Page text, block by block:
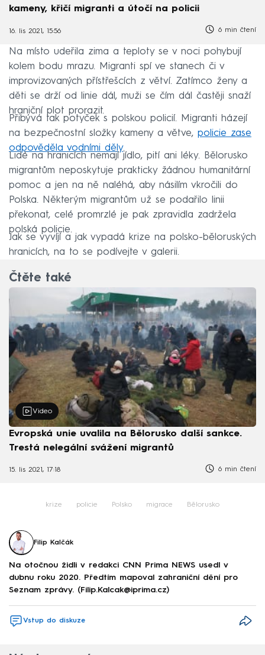
kameny, křičí migranti a útočí na policii
16. lis 2021, 15:56 6 min čtení
Na místo udeřila zima a teploty se v noci pohybují
kolem bodu mrazu. Migranti spí ve stanech či v
improvizovaných přístřešcích z větví. Zatímco ženy a
děti se drží od linie dál, muži se čím dál častěji snaží
hraniční plot prorazit.
Přibývá tak potyček s polskou policií. Migranti házejí
na bezpečnostní složky kameny a větve, policie zase
odpověděla vodními děly.
Lidé na hranicích nemají jídlo, pití ani léky. Bělorusko
migrantům neposkytuje prakticky žádnou humanitární
pomoc a jen na ně naléhá, aby násilím vkročili do
Polska. Některým migrantům už se podařilo linii
překonat, celé promrzlé je pak zpravidla zadržela
polská policie.
Jak se vyvíjí a jak vypadá krize na polsko-běloruských
hranicích, na to se podívejte v galerii.
Čtěte také
Video
Evropská unie uvalila na Bělorusko další sankce.
Trestá nelegální svážení migrantů
15. lis 2021, 17:18 6 min čtení
krize policie Polsko migrace Bělorusko
Filip Kalčák
Na otočnou židli v redakci CNN Prima NEWS usedl v
dubnu roku 2020. Předtím mapoval zahraniční dění pro
Seznam zprávy. (Filip.Kalcak@iprima.cz)
Vstup do diskuze